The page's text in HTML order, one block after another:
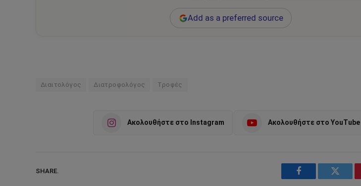
Add as a preferred source
Διαιτολόγος Διατροφολόγος Τροφές
Ακολουθήστε στο Instagram Ακολουθήστε στο YouTube
SHARE.
Facebook Twitter